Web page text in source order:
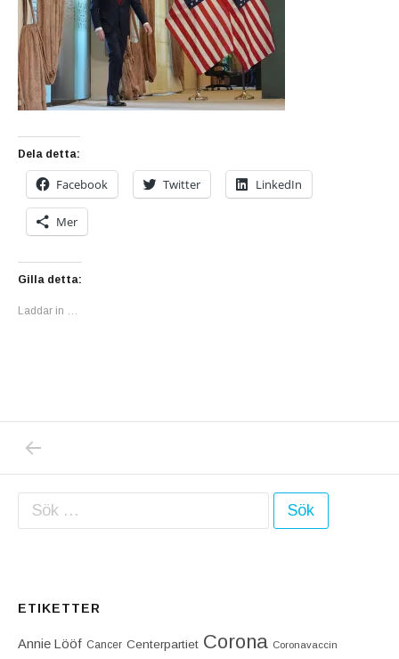
Dela detta:
Facebook Twitter LinkedIn
Mer
Gilla detta:
Laddar in …
Inläggsnavigering
Sök efter:
ETIKETTER
Annie Lööf Cancer Centerpartiet‎ Corona Coronavaccin